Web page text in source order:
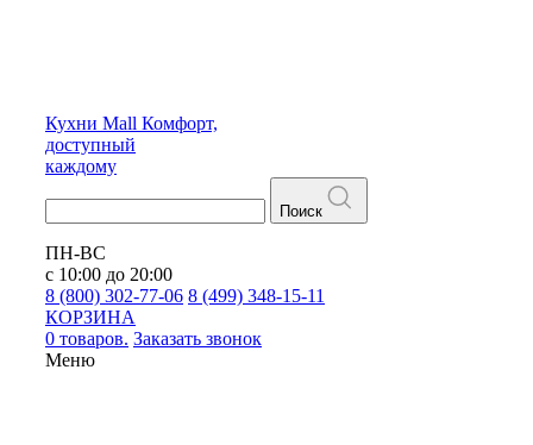
Кухни Mall Комфорт,
доступный
каждому
Поиск
ПН-ВС
с 10:00 до 20:00
8 (800) 302-77-06 8 (499) 348-15-11
КОРЗИНА
0 товаров. Заказать звонок
Меню